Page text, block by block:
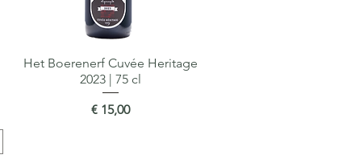
Snel overzicht
Het Boerenerf Cuvée Heritage
2023 | 75 cl
Prijs
€ 15,00